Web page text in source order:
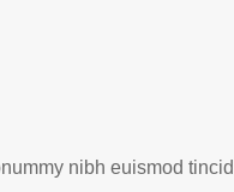
nibh euismod